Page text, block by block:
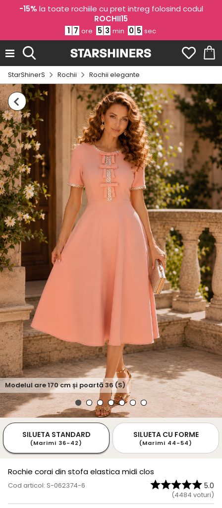
-15% la toate rochiile cu pret intreg folosind codul
ROCHII15
1 7 ore 5 3 min 0 4 sec
StarShinerS Rochii Rochii elegante
Modelul are170cm și poartă 36 (S)
SILUETA STANDARD
(Marimi 36-42)
SILUETA CU FORME
(Marimi 44-54)
Rochie corai din stofa elastica midi clos
Cod articol: S-062374-6 5.0
(4484 voturi)